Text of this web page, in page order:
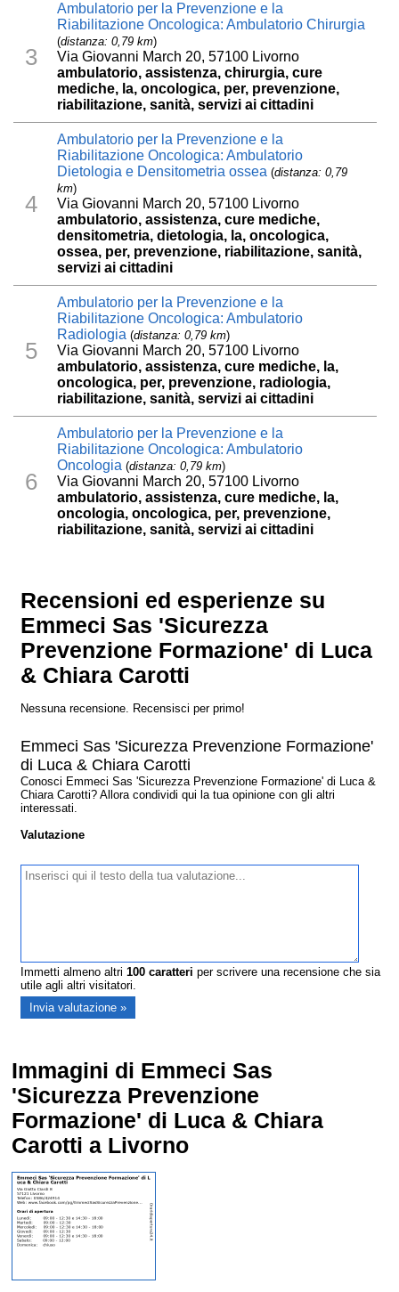
3
Ambulatorio per la Prevenzione e la
Riabilitazione Oncologica: Ambulatorio Chirurgia
(distanza: 0,79 km)
Via Giovanni March 20, 57100 Livorno
ambulatorio, assistenza, chirurgia, cure
mediche, la, oncologica, per, prevenzione,
riabilitazione, sanità, servizi ai cittadini
4
Ambulatorio per la Prevenzione e la
Riabilitazione Oncologica: Ambulatorio
Dietologia e Densitometria ossea (distanza: 0,79
km)
Via Giovanni March 20, 57100 Livorno
ambulatorio, assistenza, cure mediche,
densitometria, dietologia, la, oncologica,
ossea, per, prevenzione, riabilitazione, sanità,
servizi ai cittadini
5
Ambulatorio per la Prevenzione e la
Riabilitazione Oncologica: Ambulatorio
Radiologia (distanza: 0,79 km)
Via Giovanni March 20, 57100 Livorno
ambulatorio, assistenza, cure mediche, la,
oncologica, per, prevenzione, radiologia,
riabilitazione, sanità, servizi ai cittadini
6
Ambulatorio per la Prevenzione e la
Riabilitazione Oncologica: Ambulatorio
Oncologia (distanza: 0,79 km)
Via Giovanni March 20, 57100 Livorno
ambulatorio, assistenza, cure mediche, la,
oncologia, oncologica, per, prevenzione,
riabilitazione, sanità, servizi ai cittadini
Recensioni ed esperienze su
Emmeci Sas 'Sicurezza
Prevenzione Formazione' di Luca
& Chiara Carotti
Nessuna recensione. Recensisci per primo!
Emmeci Sas 'Sicurezza Prevenzione Formazione'
di Luca & Chiara Carotti
Conosci Emmeci Sas 'Sicurezza Prevenzione Formazione' di Luca &
Chiara Carotti? Allora condividi qui la tua opinione con gli altri
interessati.
Valutazione
Immetti almeno altri100 caratteri per scrivere una recensione che sia
utile agli altri visitatori.
Immagini di Emmeci Sas
'Sicurezza Prevenzione
Formazione' di Luca & Chiara
Carotti a Livorno